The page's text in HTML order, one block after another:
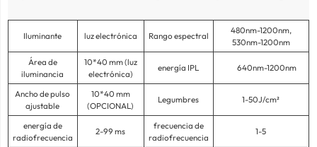
Iluminante luz electrónica Rango espectral
480nm-1200nm,
530nm-1200nm
Área de
iluminancia
10*40 mm (luz
electrónica)
energía IPL 640nm-1200nm
Ancho de pulso
ajustable
10*40 mm
(OPCIONAL)
Legumbres 1-50J/cm²
energía de
radiofrecuencia
2-99 ms
frecuencia de
radiofrecuencia
1-5